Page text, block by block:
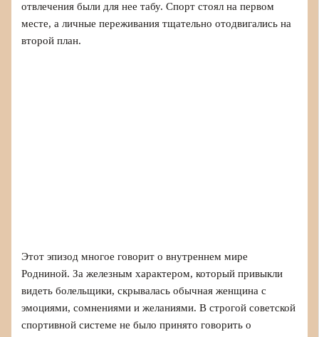
отвлечения были для нее табу. Спорт стоял на первом
месте, а личные переживания тщательно отодвигались на
второй план.
Этот эпизод многое говорит о внутреннем мире
Родниной. За железным характером, который привыкли
видеть болельщики, скрывалась обычная женщина с
эмоциями, сомнениями и желаниями. В строгой советской
спортивной системе не было принято говорить о